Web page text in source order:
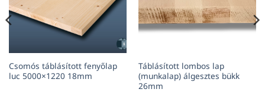
Csomós táblásított fenyőlap
luc 5000×1220 18mm
Táblásított lombos lap
(munkalap) álgesztes bükk
26mm